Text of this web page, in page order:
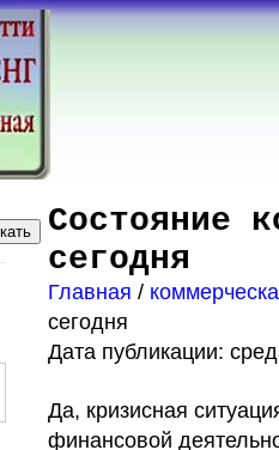
Состояние
сегодня
Главная /
сегодня
Дата публикации:
Да, кризисная
финансовой